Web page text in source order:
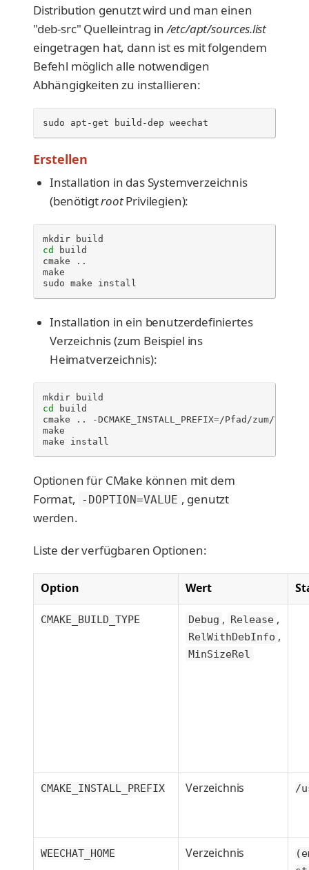
Distribution genutzt wird und man einen
"deb-src" Quelleintrag in/etc/apt/sources.list
eingetragen hat, dann ist es mit folgendem
Befehl möglich alle notwendigen
Abhängigkeiten zu installieren:
sudo apt-get build-dep weechat
Erstellen
Installation in das Systemverzeichnis
(benötigtrootPrivilegien):
mkdir
cd
build
cmake
..
make
sudo make install
Installation in ein benutzerdefiniertes
Verzeichnis (zum Beispiel ins
Heimatverzeichnis):
mkdir
cd
build
cmake
.. -DCMAKE_INSTALL_PREFIX=/Pfad/zum/
make
make
install
Optionen für CMake können mit dem
Format, -DOPTION=VALUE , genutzt
werden.
Liste der verfügbaren Optionen:
Option Wert
CMAKE_BUILD_TYPE Debug , Release ,
RelWithDebInfo ,
MinSizeRel
CMAKE_INSTALL_PREFIX Verzeichnis /
WEECHAT_HOME Verzeichnis